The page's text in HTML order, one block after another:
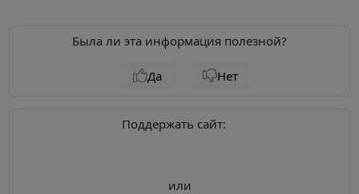
Была ли эта информация полезной?
Да Нет
Поддержать сайт:
или